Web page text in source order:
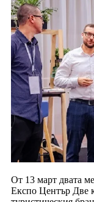
От 13 март двата
Експо Център Две